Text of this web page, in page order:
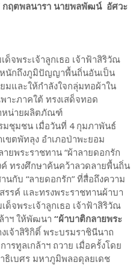
ฤตพลนารา นายพลพัฒน์ อัศวะ
ด็จพระเจ้าลูกเธอ เจ้าฟ้าสิริวัณ
นักถึงภูมิปัญญาพื้นถิ่นอันเป็น
มและให้กำลังใจกลุ่มทอผ้าใน
าะภาคใต้ ทรงเสด็จทอด
ละจำหน่ายผลิตภัณฑ์
ชุมชน เมื่อวันที่ 4 กุมภาพันธ์
ขตพัทลุง อำเภอป่าพะยอม
ยพระราชทาน “ผ้าลายดอกรัก
ทรงศึกษาค้นคว้าลวดลายพื้นถิ่น
กับ “ลายดอกรัก” ที่สื่อถึงความ
รรค์ และทรงพระราชทานผ้าบา
จพระเจ้าลูกเธอ เจ้าฟ้าสิริวัณ
าฯ ให้พัฒนา “ผ้าบาติกลายพระ
เจ้าสิริกิติ์ พระบรมราชินีนาถ
รทูลเกล้าฯ ถวาย เมื่อครั้งโดย
ธิเบศร มหาภูมิพลอดุลยเดช